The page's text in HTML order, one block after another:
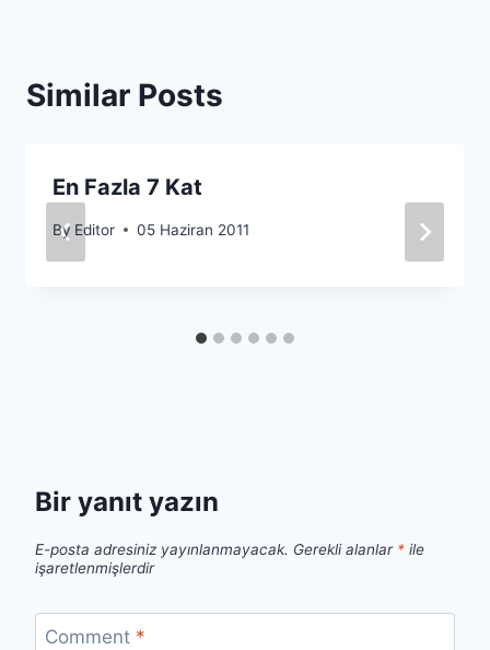
Similar Posts
En Fazla 7 Kat
By Editor 05 Haziran 2011
Bir yanıt yazın
E-posta adresiniz yayınlanmayacak. Gerekli alanlar * ile
işaretlenmişlerdir
Comment *